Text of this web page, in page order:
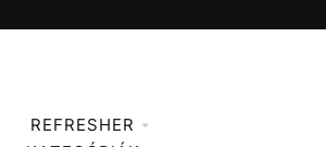
REFRESHER